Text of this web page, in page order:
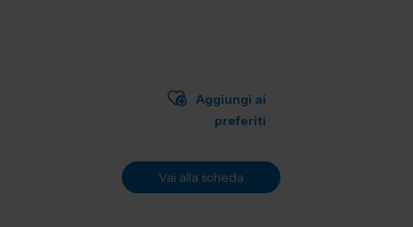
Aggiungi ai
preferiti
Vai alla scheda